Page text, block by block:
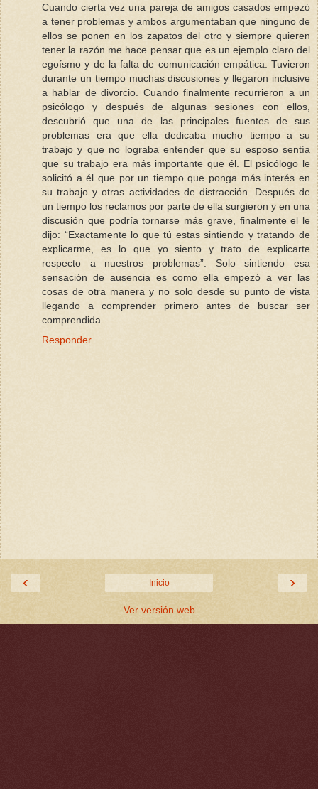
Cuando cierta vez una pareja de amigos casados empezó
a tener problemas y ambos argumentaban que ninguno de
ellos se ponen en los zapatos del otro y siempre quieren
tener la razón me hace pensar que es un ejemplo claro del
egoísmo y de la falta de comunicación empática. Tuvieron
durante un tiempo muchas discusiones y llegaron inclusive
a hablar de divorcio. Cuando finalmente recurrieron a un
psicólogo y después de algunas sesiones con ellos,
descubrió que una de las principales fuentes de sus
problemas era que ella dedicaba mucho tiempo a su
trabajo y que no lograba entender que su esposo sentía
que su trabajo era más importante que él. El psicólogo le
solicitó a él que por un tiempo que ponga más interés en
su trabajo y otras actividades de distracción. Después de
un tiempo los reclamos por parte de ella surgieron y en una
discusión que podría tornarse más grave, finalmente el le
dijo: “Exactamente lo que tú estas sintiendo y tratando de
explicarme, es lo que yo siento y trato de explicarte
respecto a nuestros problemas”. Solo sintiendo esa
sensación de ausencia es como ella empezó a ver las
cosas de otra manera y no solo desde su punto de vista
llegando a comprender primero antes de buscar ser
comprendida.
Responder
‹ ›
Inicio
Ver versión web